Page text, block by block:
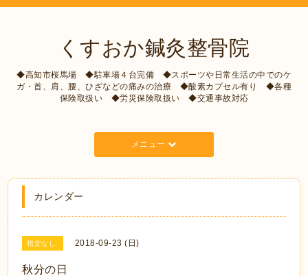
くすおか鍼灸整骨院
◆高知市桜馬場 ◆駐車場４台完備 ◆スポーツや日常生活の中でのケ
ガ・首、肩、腰、ひざなどの痛みの治療 ◆酸素カプセル有り ◆各種
保険取扱い ◆労災保険取扱い ◆交通事故対応
メニュー
カレンダー
指定なし 2018-09-23 (日)
秋分の日